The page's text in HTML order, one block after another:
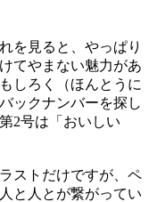
を見ると、やっぱり
てやまない魅力があ
しろく（ほんとうに
ックナンバーを探し
2号は「おいしい
ストだけですが、ペ
と人とが繋がってい